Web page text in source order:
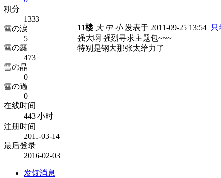
积分
1333
雪の涙
5
雪の露
473
雪の晶
0
雪の過
0
在线时间
443 小时
注册时间
2011-03-14
最后登录
2016-02-03
发短消息
11楼 大 中 小发表于 2011-09-25 13:54 只
强大啊 强烈寻求主题包~~~
特别是钢大那张太给力了